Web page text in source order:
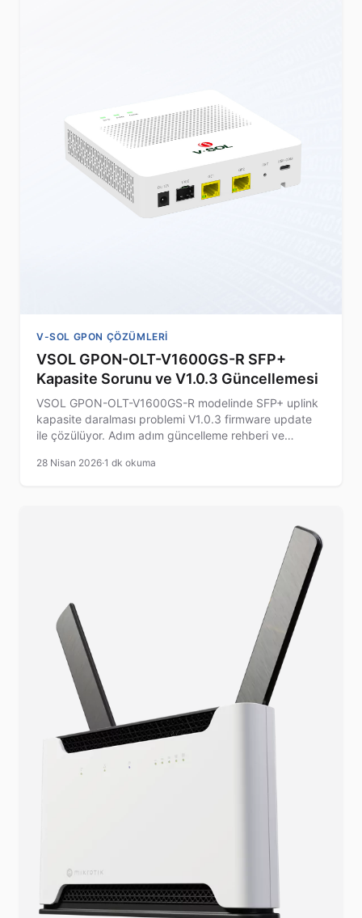
V-SOL GPON ÇÖZÜMLERI
VSOL GPON-OLT-V1600GS-R SFP+
Kapasite Sorunu ve V1.0.3 Güncellemesi
VSOL GPON-OLT-V1600GS-R modelinde SFP+ uplink
kapasite daralması problemi V1.0.3 firmware update
ile çözülüyor. Adım adım güncelleme rehberi ve
28 Nisan 2026·1 dk okuma